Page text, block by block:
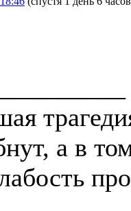
а в